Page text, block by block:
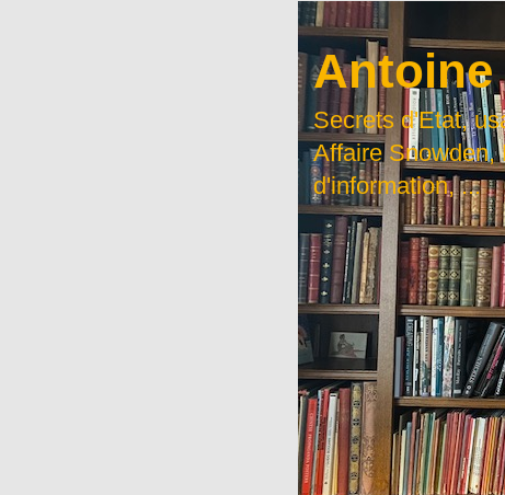
Antoine
Secrets d'Etat,
Affaire Snowden,
d'information, ...